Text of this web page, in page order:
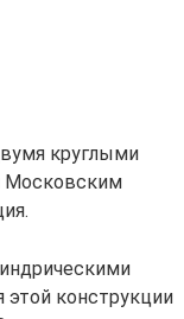
круглыми
Московским
этой конструкции